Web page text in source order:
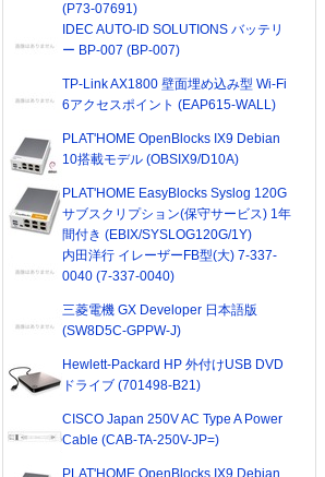
(P73-07691)
IDEC AUTO-ID SOLUTIONS バッテリ
ー BP-007 (BP-007)
TP-Link AX1800 壁面埋め込み型 Wi-Fi
6アクセスポイント (EAP615-WALL)
PLAT'HOME OpenBlocks IX9 Debian
10搭載モデル (OBSIX9/D10A)
PLAT'HOME EasyBlocks Syslog 120G
サブスクリプション(保守サービス) 1年
間付き (EBIX/SYSLOG120G/1Y)
内田洋行 イレーザーFB型(大) 7-337-
0040 (7-337-0040)
三菱電機 GX Developer 日本語版
(SW8D5C-GPPW-J)
Hewlett-Packard HP 外付けUSB DVD
ドライブ (701498-B21)
CISCO Japan 250V AC Type A Power
Cable (CAB-TA-250V-JP=)
PLAT'HOME OpenBlocks IX9 Debian